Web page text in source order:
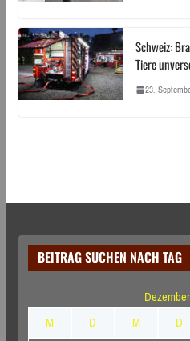
Schweiz:
Tiere
23.
BEITRAG SUCHEN NACH TAG
M
D M D